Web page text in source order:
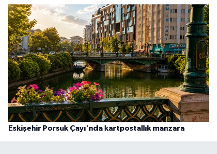
Eskişehir Porsuk Çayı'nda kartpostallık manzara